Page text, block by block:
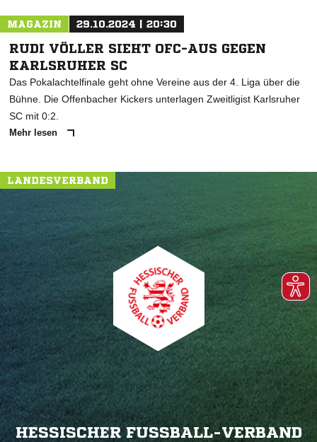
MAGAZIN 29.10.2024 | 20:30
RUDI VÖLLER SIEHT OFC-AUS GEGEN
KARLSRUHER SC
Das Pokalachtelfinale geht ohne Vereine aus der 4. Liga über die
Bühne. Die Offenbacher Kickers unterlagen Zweitligist Karlsruher
SC mit 0:2.
Mehr lesen
LANDESVERBAND
HESSISCHER FUSSBALL-VERBAND